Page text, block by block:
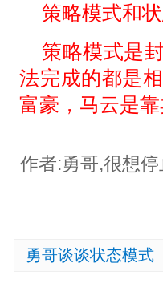
策略模式和
策略模式是
法完成的都是
富豪，马云是
作者:勇哥,很想停
勇哥谈谈状态模式